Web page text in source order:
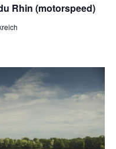
Rhin (motorspeed)